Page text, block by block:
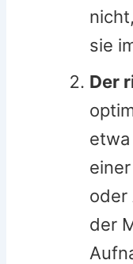
sie
Der
oder
der